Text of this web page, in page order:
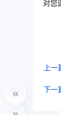
对您
上
下一